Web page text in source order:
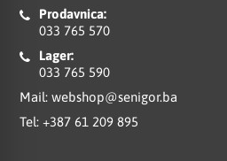
Prodavnica:
033 765 570
Lager:
033 765 590
Mail: webshop@senigor.ba
Tel: +387 61 209 895